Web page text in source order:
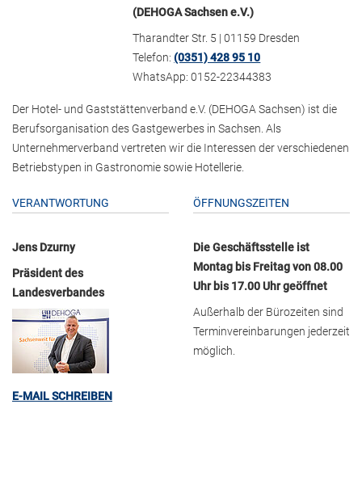
(DEHOGA Sachsen e.V.)
Tharandter Str. 5 | 01159 Dresden
Telefon:(0351) 428 95 10
WhatsApp: 0152-22344383
Der Hotel- und Gaststättenverband e.V. (DEHOGA Sachsen) ist die
Berufsorganisation des Gastgewerbes in Sachsen. Als
Unternehmerverband vertreten wir die Interessen der verschiedenen
Betriebstypen in Gastronomie sowie Hotellerie.
VERANTWORTUNG
Jens Dzurny
Präsident des
Landesverbandes
E-MAIL SCHREIBEN
ÖFFNUNGSZEITEN
Die Geschäftsstelle ist
Montag bis Freitag von 08.00
Uhr bis 17.00 Uhr geöffnet
Außerhalb der Bürozeiten sind
Terminvereinbarungen jederzeit
möglich.